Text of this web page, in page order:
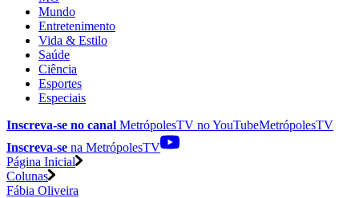
Mundo
Entretenimento
Vida & Estilo
Saúde
Ciência
Esportes
Especiais
Inscreva-se no canal MetrópolesTV noYouTubeMetrópolesTV
Inscreva-se na MetrópolesTV
Página Inicial
Colunas
Fábia Oliveira